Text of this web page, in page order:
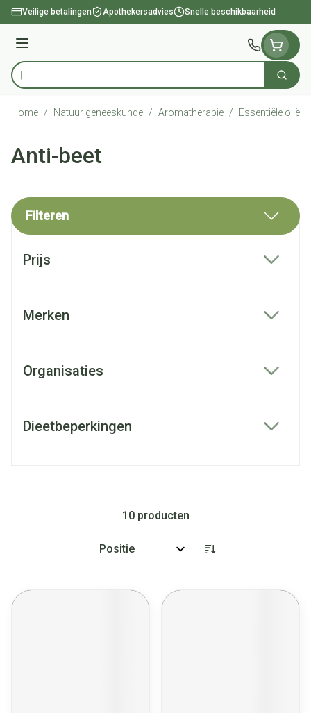
Ga naar de inhoud
Veilige betalingen Apothekersadvies Snelle beschikbaarheid
Menu
Product, merk, categorie... Zoek
Home / Natuur geneeskunde / Aromatherapie / Essentiële oliën
Anti-beet
Filteren
Prijs
Merken
Organisaties
Dieetbeperkingen
10producten
Sorteer op: